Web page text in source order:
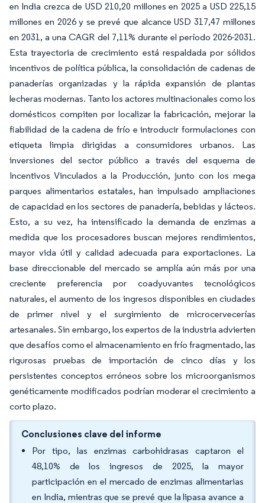
en India crezca de USD 210,20 millones en 2025 a USD 225,15
millones en 2026 y se prevé que alcance USD 317,47 millones
en 2031, a una CAGR del 7,11% durante el período 2026-2031.
Esta trayectoria de crecimiento está respaldada por sólidos
incentivos de política pública, la consolidación de cadenas de
panaderías organizadas y la rápida expansión de plantas
lecheras modernas. Tanto los actores multinacionales como los
domésticos compiten por localizar la fabricación, mejorar la
fiabilidad de la cadena de frío e introducir formulaciones con
etiqueta limpia dirigidas a consumidores urbanos. Las
inversiones del sector público a través del esquema de
Incentivos Vinculados a la Producción, junto con los mega
parques alimentarios estatales, han impulsado ampliaciones
de capacidad en los sectores de panadería, bebidas y lácteos.
Esto, a su vez, ha intensificado la demanda de enzimas a
medida que los procesadores buscan mejores rendimientos,
mayor vida útil y calidad adecuada para exportaciones. La
base direccionable del mercado se amplía aún más por una
creciente preferencia por coadyuvantes tecnológicos
naturales, el aumento de los ingresos disponibles en ciudades
de primer nivel y el surgimiento de microcervecerías
artesanales. Sin embargo, los expertos de la industria advierten
que desafíos como el almacenamiento en frío fragmentado, las
rigurosas pruebas de importación de cinco días y los
persistentes conceptos erróneos sobre los microorganismos
genéticamente modificados podrían moderar el crecimiento a
corto plazo.
Conclusiones clave del informe
Por tipo, las enzimas carbohidrasas captaron el
48,10% de los ingresos de 2025, la mayor
participación en el mercado de enzimas alimentarias
en India, mientras que se prevé que la lipasa avance a